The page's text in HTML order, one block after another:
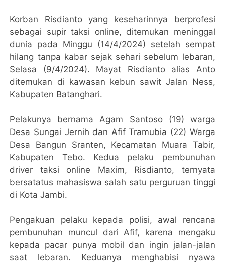
Korban Risdianto yang keseharinnya berprofesi
sebagai supir taksi online, ditemukan meninggal
dunia pada Minggu (14/4/2024) setelah sempat
hilang tanpa kabar sejak sehari sebelum lebaran,
Selasa (9/4/2024). Mayat Risdianto alias Anto
ditemukan di kawasan kebun sawit Jalan Ness,
Kabupaten Batanghari.
Pelakunya bernama Agam Santoso (19) warga
Desa Sungai Jernih dan Afif Tramubia (22) Warga
Desa Bangun Sranten, Kecamatan Muara Tabir,
Kabupaten Tebo. Kedua pelaku pembunuhan
driver taksi online Maxim, Risdianto, ternyata
bersatatus mahasiswa salah satu perguruan tinggi
di Kota Jambi.
Pengakuan pelaku kepada polisi, awal rencana
pembunuhan muncul dari Afif, karena mengaku
kepada pacar punya mobil dan ingin jalan-jalan
saat lebaran. Keduanya menghabisi nyawa